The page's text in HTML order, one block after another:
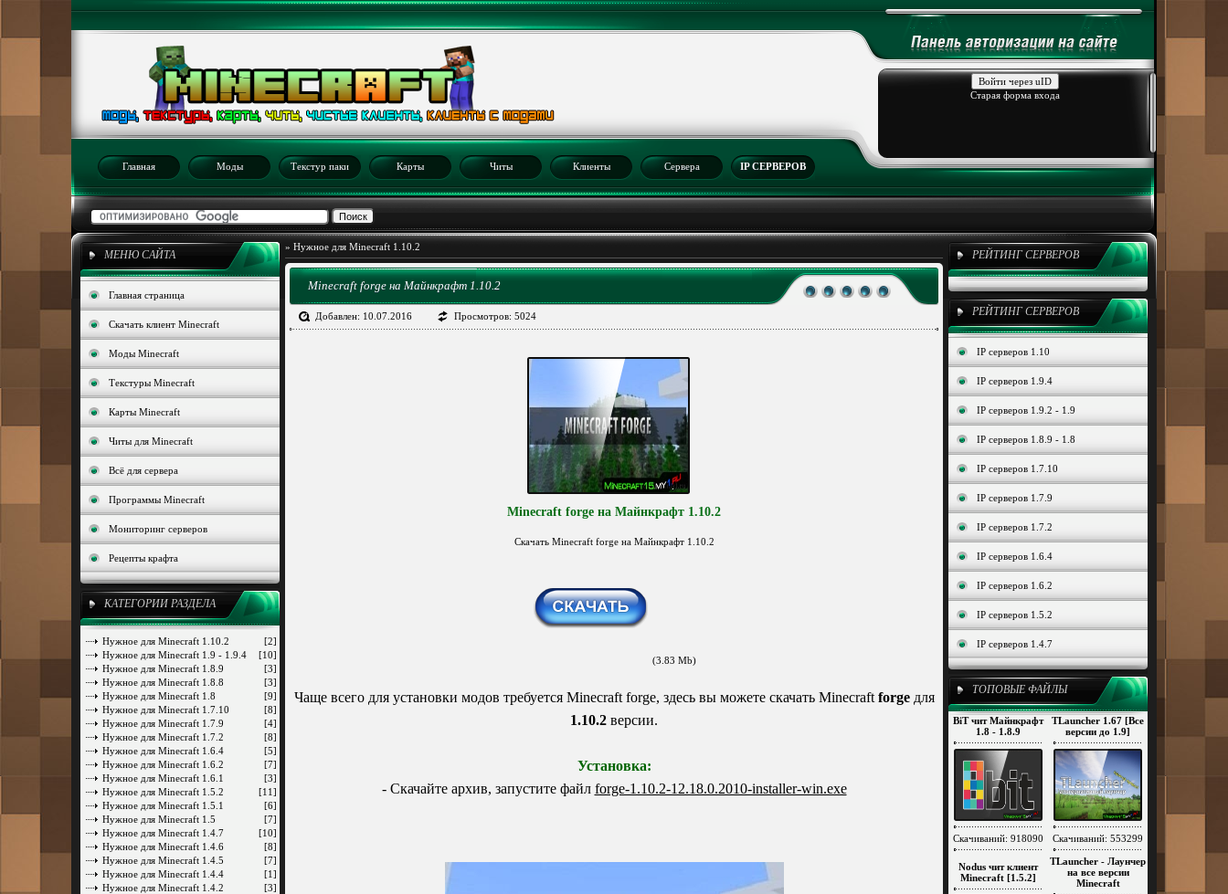
Войти через uID
Старая форма входа
Главная Моды Текстур паки Карты Читы Клиенты Сервера IP СЕРВЕРОВ
МЕНЮ САЙТА
Главная страница
Скачать клиент Minecraft
Моды Minecraft
Текстуры Minecraft
Карты Minecraft
Читы для Minecraft
Всё для сервера
Программы Minecraft
Мониторинг серверов
Рецепты крафта
КАТЕГОРИИ РАЗДЕЛА
[2]
Нужное для Minecraft 1.10.2
[10]
Нужное для Minecraft 1.9 - 1.9.4
[3]
Нужное для Minecraft 1.8.9
[3]
Нужное для Minecraft 1.8.8
[9]
Нужное для Minecraft 1.8
[8]
Нужное для Minecraft 1.7.10
[4]
Нужное для Minecraft 1.7.9
[8]
Нужное для Minecraft 1.7.2
[5]
Нужное для Minecraft 1.6.4
[7]
Нужное для Minecraft 1.6.2
[3]
Нужное для Minecraft 1.6.1
[11]
Нужное для Minecraft 1.5.2
[6]
Нужное для Minecraft 1.5.1
[7]
Нужное для Minecraft 1.5
[10]
Нужное для Minecraft 1.4.7
[8]
Нужное для Minecraft 1.4.6
[7]
Нужное для Minecraft 1.4.5
[1]
Нужное для Minecraft 1.4.4
[3]
Нужное для Minecraft 1.4.2
РЕЙТИНГ СЕРВЕРОВ
РЕЙТИНГ СЕРВЕРОВ
IP серверов 1.10
IP серверов 1.9.4
IP серверов 1.9.2 - 1.9
IP серверов 1.8.9 - 1.8
IP серверов 1.7.10
IP серверов 1.7.9
IP серверов 1.7.2
IP серверов 1.6.4
IP серверов 1.6.2
IP серверов 1.5.2
IP серверов 1.4.7
ТОПОВЫЕ ФАЙЛЫ
BiT чит Майнкрафт
1.8 - 1.8.9
Скачиваний: 918090
TLauncher 1.67 [Все
версии до 1.9]
Скачиваний: 553299
Nodus чит клиент
Minecraft [1.5.2]
TLauncher - Лаунчер
на все версии
Minecraft
» Нужное для Minecraft 1.10.2
Minecraft forge на Майнкрафт 1.10.2
Добавлен: 10.07.2016 Просмотров: 5024
Minecraft forge на Майнкрафт 1.10.2
Скачать Minecraft forge на Майнкрафт 1.10.2
(3.83 Mb)
Чаще всего для установки модов требуется Minecraft forge, здесь вы можете скачать Minecraft forgeдля
1.10.2 версии.
Установка:
- Скачайте архив, запустите файл forge-1.10.2-12.18.0.2010-installer-win.exe